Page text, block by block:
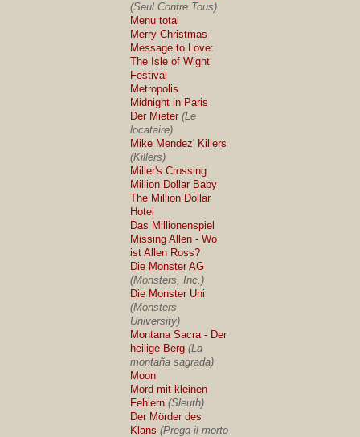
(Seul Contre Tous)
Menu total
Merry Christmas
Message to Love:
The Isle of Wight
Festival
Metropolis
Midnight in Paris
Der Mieter (Le
locataire)
Mike Mendez' Killers
(Killers)
Miller's Crossing
Million Dollar Baby
The Million Dollar
Hotel
Das Millionenspiel
Missing Allen - Wo
ist Allen Ross?
Die Monster AG
(Monsters, Inc.)
Die Monster Uni
(Monsters
University)
Montana Sacra - Der
heilige Berg (La
montaña sagrada)
Moon
Mord mit kleinen
Fehlern (Sleuth)
Der Mörder des
Klans (Prega il morto